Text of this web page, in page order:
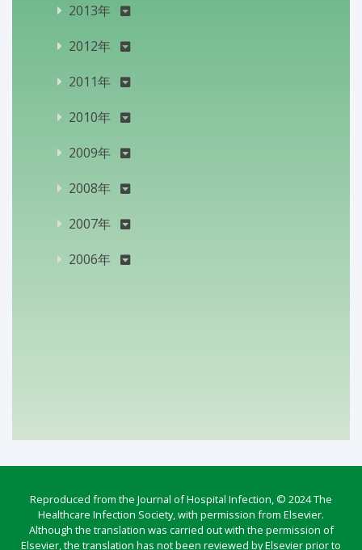
2013年
2012年
2011年
2010年
2009年
2008年
2007年
2006年
Reproduced from the Journal of Hospital Infection, © 2024 The
Healthcare Infection Society, with permission from Elsevier.
Although the translation was carried out with the permission of
Elsevier, the translation has not been reviewed by Elsevier prior to